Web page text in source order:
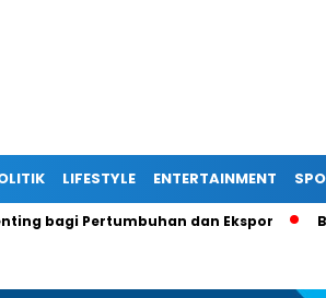
LIFESTYLE ENTERTAINMENT
Pertumbuhan dan Ekspor BUMN